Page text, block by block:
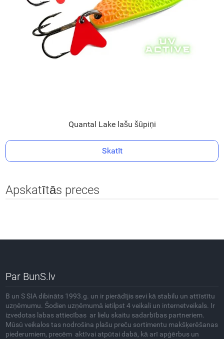
Quantal Lake lašu šūpiņi
Skatīt
Apskatītās preces
Par BunS.lv
B un S SIA dibināts 1993.g. un ir pierādījis sevi kā stabilu un attīstītu
uzņēmumu. Šodien uzņēmumā ietilpst 4 veikali un internetveikals. Ir
izvedotas labas attiecības ar lielu skaitu sadarbības partneriem.
Mūsū veikalos tas nodrošina plašu preču sortimentu makšķerēšanas
piederumiem, precēm aktīvai atpūtai dabā, kā arī apģērbus un